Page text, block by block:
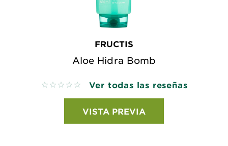
FRUCTIS
Aloe Hidra Bomb
No reviews Ver todas las reseñas
VISTA PREVIA